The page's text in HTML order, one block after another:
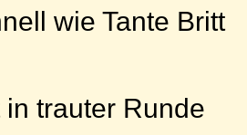
wie Tante Britt
trauter Runde